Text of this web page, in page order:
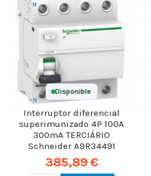
Disponible
Interruptor diferencial
superimunizado 4P 100A
300mA TERCIÁRIO
Schneider A9R34491
385,89 €